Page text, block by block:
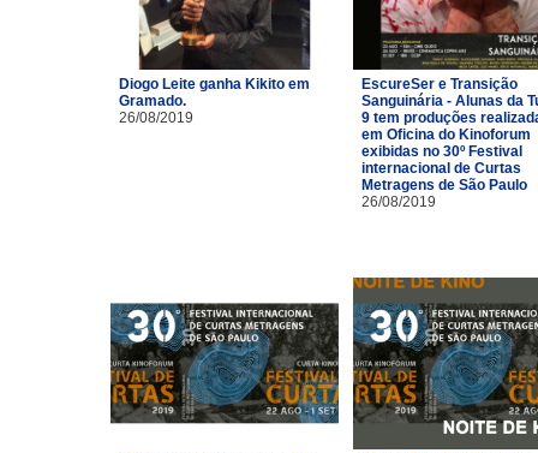
Diogo Leite ganha Kikito em
Gramado.
26/08/2019
EscureSer e Transição
Sanguinária - Alunas da
9 tem produções
em Oficina do Kinoforum
exibidas no 30º Festival
internacional de Curtas
Metragens de São Paulo
26/08/2019